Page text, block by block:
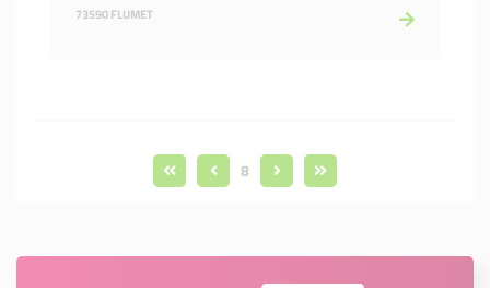
73590 FLUMET
8